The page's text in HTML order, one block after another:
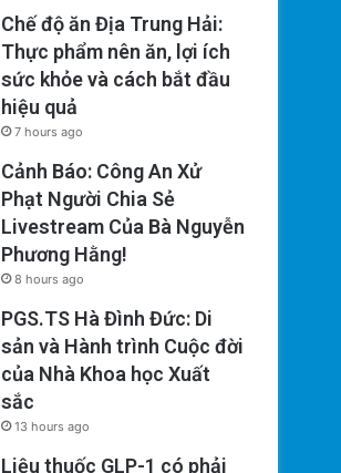
Chế độ ăn Địa Trung Hải:
Thực phẩm nên ăn, lợi ích
sức khỏe và cách bắt đầu
hiệu quả
7 hours ago
Cảnh Báo: Công An Xử
Phạt Người Chia Sẻ
Livestream Của Bà Nguyễn
Phương Hằng!
8 hours ago
PGS.TS Hà Đình Đức: Di
sản và Hành trình Cuộc đời
của Nhà Khoa học Xuất
sắc
13 hours ago
Liệu thuốc GLP-1 có phải